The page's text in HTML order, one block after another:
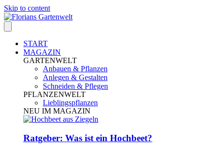
Skip to content
START
MAGAZIN
GARTENWELT
Anbauen & Pflanzen
Anlegen & Gestalten
Schneiden & Pflegen
PFLANZENWELT
Lieblingspflanzen
NEU IM MAGAZIN
Ratgeber: Was ist ein Hochbeet?